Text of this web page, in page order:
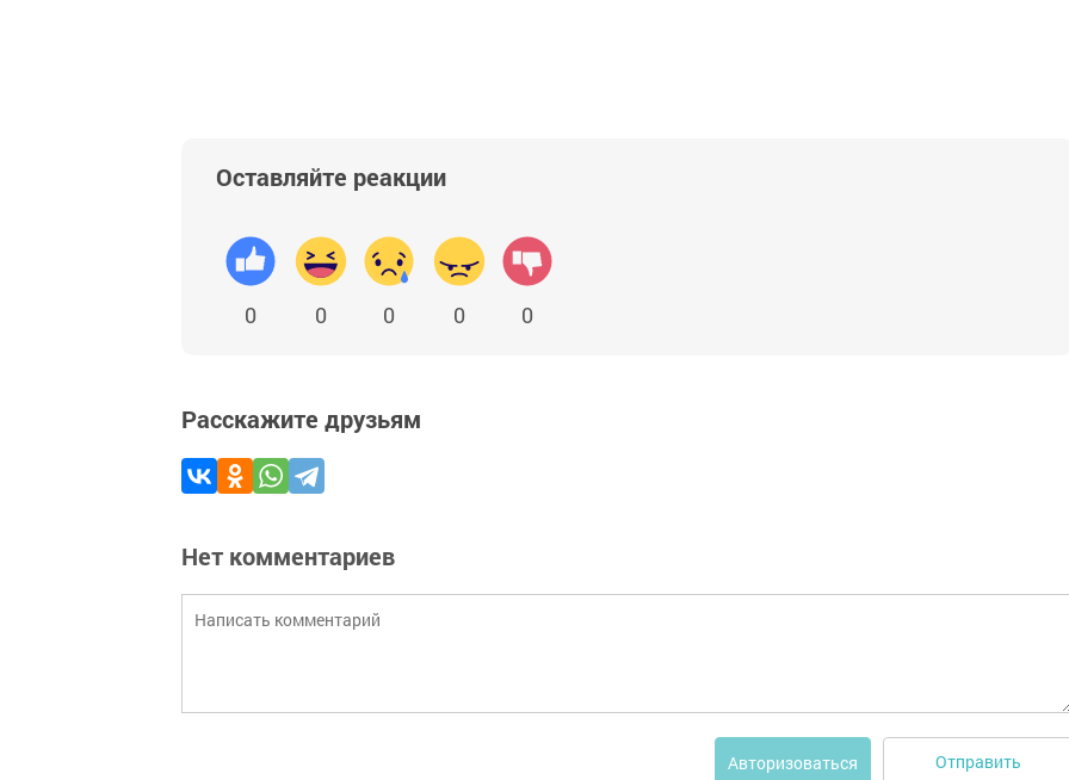
Оставляйте реакции
0 0 0 0 0
Расскажите друзьям
Нет комментариев
Авторизоваться Отправить